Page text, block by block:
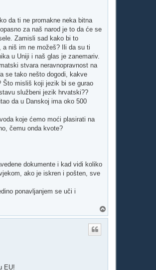
da ti ne promakne neka bitna
za naš narod je to da će se
Zamisli sad kako bi to
a niš im ne možeš? Ili da su ti
u Uniji i naš glas je zanemariv.
stvara neravnopravnost na
se tako nešto dogodi, kakve
Što misliš koji jezik bi se gurao
službeni jezik hrvatski??
da u Danskoj ima oko 500
koje ćemo moći plasirati na
čemu onda kvote?
dokumente i kad vidi koliko
ako je iskren i pošten, sve
ponavljanjem se uči i
r
EU!